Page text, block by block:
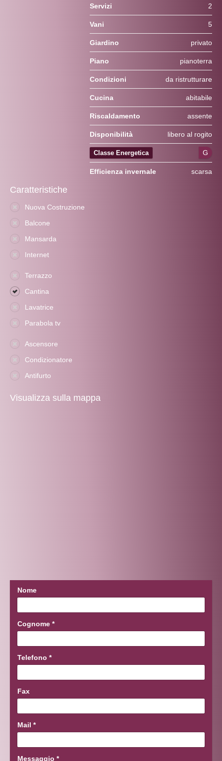
Servizi 2
Vani 5
Giardino privato
Piano pianoterra
Condizioni da ristrutturare
Cucina abitabile
Riscaldamento assente
Disponibilità libero al rogito
Classe Energetica G
Efficienza invernale scarsa
Caratteristiche
Nuova Costruzione
Balcone
Mansarda
Internet
Terrazzo
Cantina
Lavatrice
Parabola tv
Ascensore
Condizionatore
Antifurto
Visualizza sulla mappa
Nome
Cognome *
Telefono *
Fax
Mail *
Messaggio *